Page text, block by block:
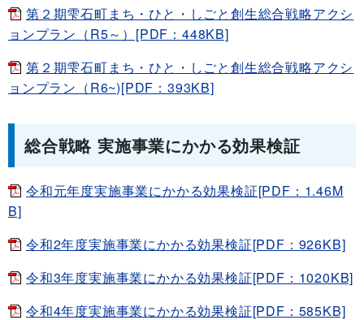
第２期雫石町まち・ひと・しごと創生総合戦略アクシ
ョンプラン（R5～）[PDF：448KB]
第２期雫石町まち・ひと・しごと創生総合戦略アクシ
ョンプラン（R6~)[PDF：393KB]
総合戦略 実施事業にかかる効果検証
令和元年度実施事業にかかる効果検証[PDF：1.46M
B]
令和2年度実施事業にかかる効果検証[PDF：926KB]
令和3年度実施事業にかかる効果検証[PDF：1020KB]
令和4年度実施事業にかかる効果検証[PDF：585KB]